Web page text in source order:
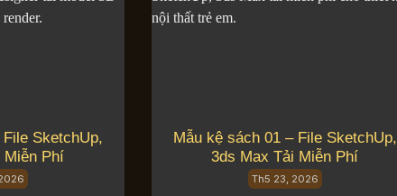
SketchUp,
Miễn Phí
Mẫu kệ sách 01 – File SketchUp,
3ds Max Tải Miễn Phí
Th5 23, 2026